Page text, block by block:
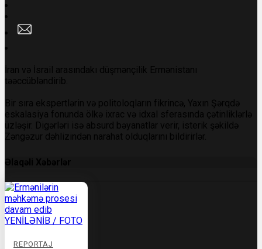
İran və İsrail arasındakı düşmənçilik Ermənistanı
təəccübləndirib.
Bir sıra ekspertlərin və politoloqların fikrincə, Yaxın Şərqdə
eskalasiya fonunda ölkə ixrac və idxal sferasında çətinliklərlə
üzləşir. Digərləri isə absurd bəyanatlar verir, isterik şəkildə
Zəngəzur dəhlizindən narahat olduqlarını bildirirlər.
Əlaqəli Xəbərlər
REPORTAJ